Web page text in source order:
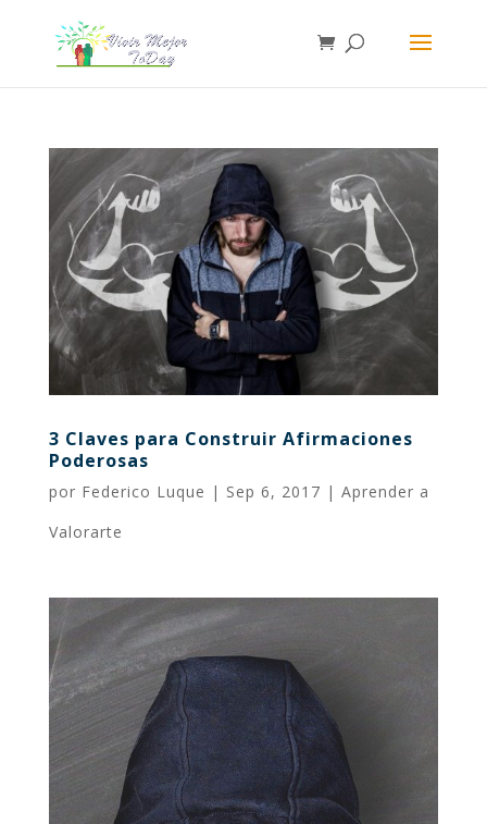
3 Claves para Construir Afirmaciones
Poderosas
por Federico Luque | Sep 6, 2017 | Aprender a
Valorarte